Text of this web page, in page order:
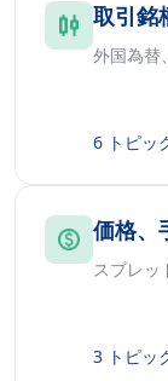
取引銘
外国為替
6 トピッ
価格、
スプレッ
3 トピッ